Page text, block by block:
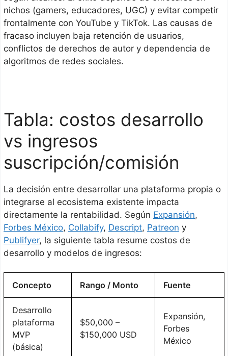
nichos (gamers, educadores, UGC) y evitar competir
frontalmente con YouTube y TikTok. Las causas de
fracaso incluyen baja retención de usuarios,
conflictos de derechos de autor y dependencia de
algoritmos de redes sociales.
Tabla: costos desarrollo
vs ingresos
suscripción/comisión
La decisión entre desarrollar una plataforma propia o
integrarse al ecosistema existente impacta
directamente la rentabilidad. Según Expansión,
Forbes México, Collabify, Descript, Patreon y
Publifyer, la siguiente tabla resume costos de
desarrollo y modelos de ingresos:
Concepto Rango / Monto Fuente
Desarrollo
plataforma
MVP
(básica)
$50,000 –
$150,000 USD
Expansión,
Forbes
México